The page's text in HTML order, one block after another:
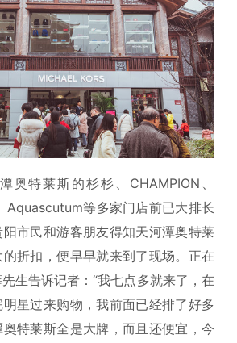
奥特莱斯的杉杉、CHAMPION、
Aquascutum等多家门店前已大排长
市民和游客朋友得知天河潭奥特莱
折扣，便早早就来到了现场。正在
生告诉记者：“我七点多就来了，在
星过来购物，我前面已经排了好多
奥特莱斯全是大牌，而且还便宜，今